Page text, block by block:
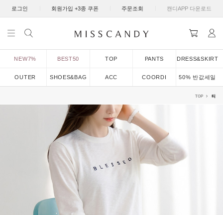
로그인 회원가입 +3종 쿠폰 주문조회 캔디APP 다운로드
NEW7% BEST50 TOP PANTS DRESS&SKIRT
OUTER SHOES&BAG ACC COORDI 50% 반값세일
TOP 티